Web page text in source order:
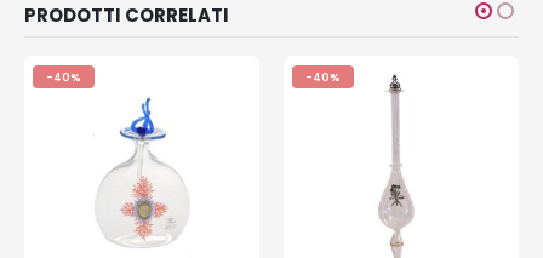
PRODOTTI CORRELATI
-40% -40%